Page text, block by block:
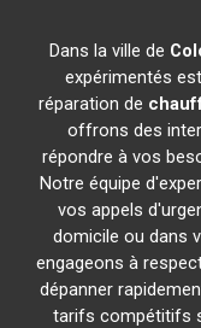
Dans la ville de
expérimentés
réparation de
offrons des
répondre à vos
Notre équipe
vos appels
domicile ou dans
engageons à
dépanner
tarifs compétitifs